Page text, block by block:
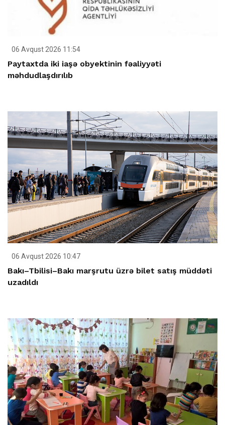
06 Avqust 2026 11:54
Paytaxtda iki iaşə obyektinin fəaliyyəti
məhdudlaşdırılıb
06 Avqust 2026 10:47
Bakı–Tbilisi–Bakı marşrutu üzrə bilet satış müddəti
uzadıldı